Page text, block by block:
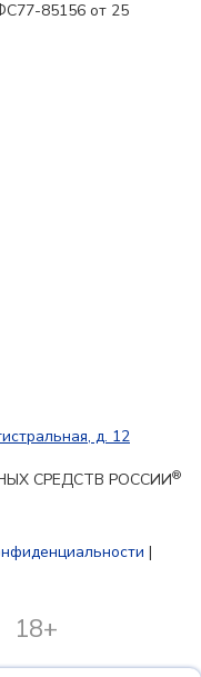
85156 от 25
д. 12
СРЕДСТВ РОССИИ®
|
18+